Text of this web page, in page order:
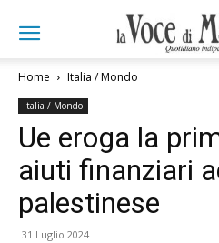
Home Italia / Mondo
Italia / Mondo
Ue eroga la
aiuti finanziari
palestinese
31 Luglio 2024